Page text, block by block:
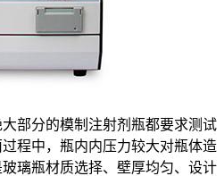
大部分的模制注射剂瓶都要求测试
程中，瓶内内压力较大对瓶体造
璃瓶材质选择、壁厚均匀、设计